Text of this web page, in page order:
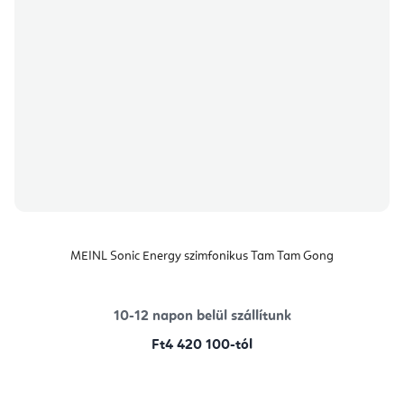
MEINL Sonic Energy szimfonikus Tam Tam Gong
10-12 napon belül szállítunk
Ft4 420 100-tól